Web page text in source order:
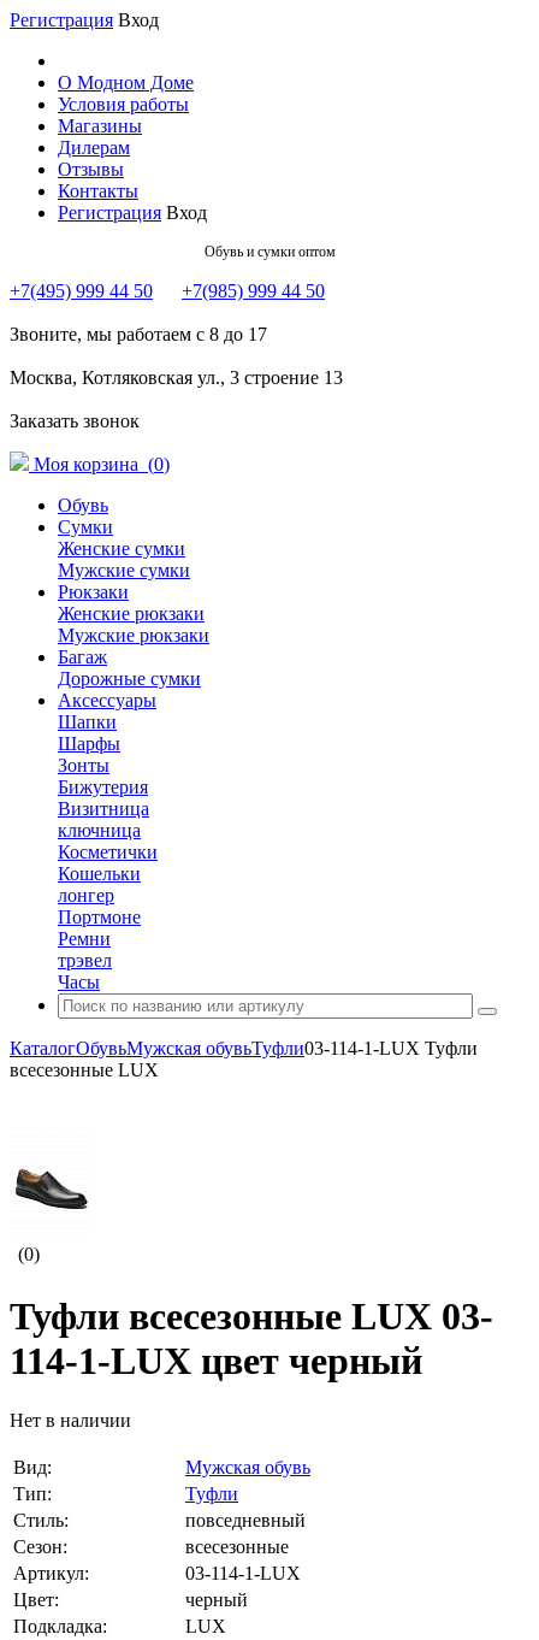
Регистрация Вход
О Модном Доме
Условия работы
Магазины
Дилерам
Отзывы
Контакты
Регистрация Вход
Обувь и сумки оптом
+7(495) 999 44 50 +7(985) 999 44 50
Звоните, мы работаем с 8 до 17
Москва, Котляковская ул., 3 строение 13
Заказать звонок
Моя корзина (0)
Обувь
Сумки
Женские сумки
Мужские сумки
Рюкзаки
Женские рюкзаки
Мужские рюкзаки
Багаж
Дорожные сумки
Аксессуары
Шапки
Шарфы
Зонты
Бижутерия
Визитница
ключница
Косметички
Кошельки
лонгер
Портмоне
Ремни
трэвел
Часы
КаталогОбувьМужская обувьТуфли03-114-1-LUX Туфли
всесезонные LUX
(0)
Туфли всесезонные LUX 03-
114-1-LUX цвет черный
Нет в наличии
Вид:
Мужская обувь
Тип:
Туфли
Стиль:
повседневный
Сезон:
всесезонные
Артикул:
03-114-1-LUX
Цвет:
черный
Подкладка:
LUX